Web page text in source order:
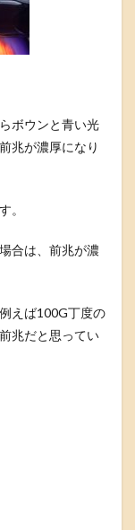
ボウンと青い光
兆が濃厚になり
。
合は、前兆が濃
えば100G丁度の
兆だと思ってい